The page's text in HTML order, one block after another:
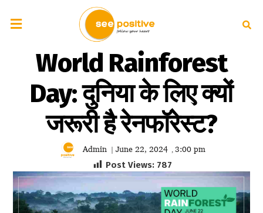
World Rainforest
Day: दुनिया के लिए क्यों
जरूरी है रेनफॉरेस्ट?
Admin | June 22, 2024 , 3:00 pm
Post Views: 787